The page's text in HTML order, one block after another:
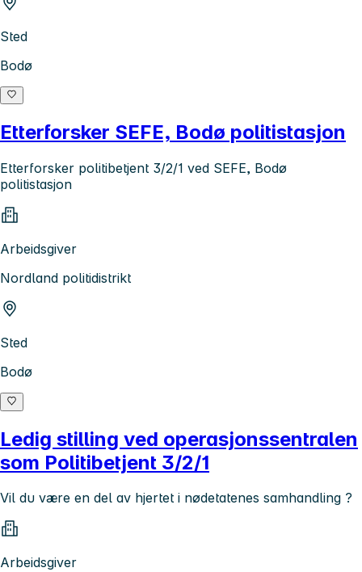
Sted
Bodø
Etterforsker SEFE, Bodø politistasjon
Etterforsker politibetjent 3/2/1 ved SEFE, Bodø
politistasjon
Arbeidsgiver
Nordland politidistrikt
Sted
Bodø
Ledig stilling ved operasjonssentralen
som Politibetjent 3/2/1
Vil du være en del av hjertet i nødetatenes samhandling ?
Arbeidsgiver